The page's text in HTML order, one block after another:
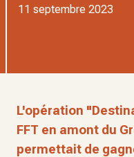
11 septembre 2023
L'opération
FFT en amont du
permettait de